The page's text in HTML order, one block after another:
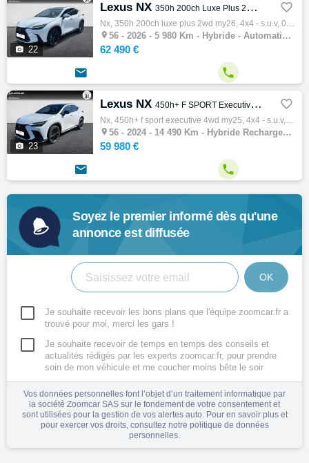
 22
Lexus NX 350h 200ch Luxe Plus 2WD MY26 
Nx, 350h 200ch luxe plus 2wd my26, 4x4 - s.u.v, 06/2026, 147ch, 8cv, 5980 km, 5 portes, 5 places, Première main, Clim. auto, Hybride, Boite…
 56 - 2026 - 5 980 Km - Hybride - Automatique - 4x4 - S.U.V
62 490 €
 
 23
Lexus NX 450h+ F SPORT Executive 4WD MY25 
Nx, 450h+ f sport executive 4wd my25, 4x4 - s.u.v, 11/2024, 185ch, 10cv, 14490 km, 5 portes, 5 places, Clim. auto, Hybride rechargeable, Bo…
 56 - 2024 - 14 490 Km - Hybride Rechargeable - Automatique - 4x4 - S.U.V
59 980 €
 
Soyez le premier informé dès qu'une
annonce est diffusée
OK
Je souhaite recevoir les bons plans que l'équipe zoomcar.fr a
trouvé pour moi, merci les gars !
Je souhaite recevoir de temps en temps des conseils et
actualités rédigés par les experts zoomcar.fr, pour prendre
soin de mon véhicule et me coucher moins bête le soir
Vos données personnelles font l’objet d’un traitement informatique par
la société Zoomcar SAS sur le fondement de votre consentement et
sont utilisées pour la gestion de vos alertes auto. Pour en savoir plus et
pour exercer vos droits, consultez notre politique de données
personnelles.